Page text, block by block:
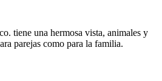
tiene una hermosa vista, animales y
parejas como para la familia.